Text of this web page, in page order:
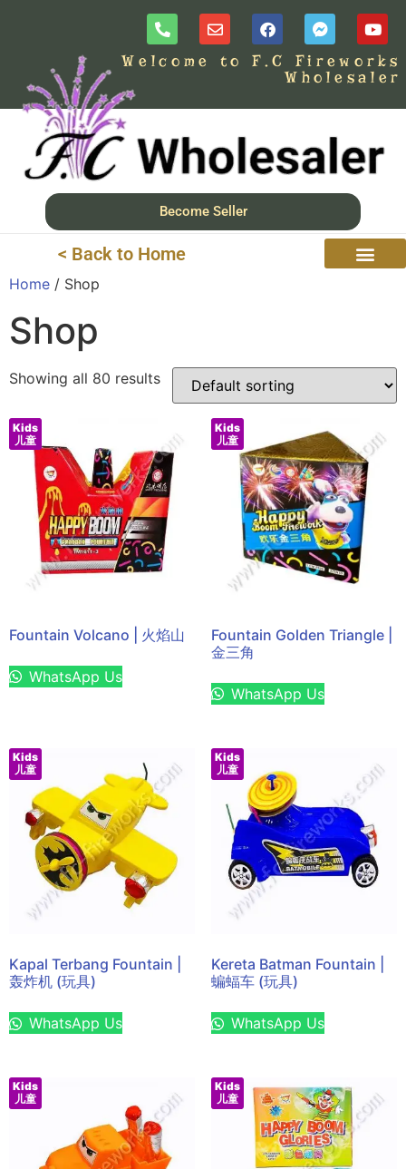
Welcome to F.C Fireworks
Wholesaler
Become Seller
< Back to Home
Home / Shop
Shop
Showing all 80 results
Kids
儿童
Fountain Volcano | 火焰山
WhatsApp Us
Kids
儿童
Fountain Golden Triangle |
金三角
WhatsApp Us
Kids
儿童
Kapal Terbang Fountain |
轰炸机 (玩具)
WhatsApp Us
Kids
儿童
Kereta Batman Fountain |
蝙蝠车 (玩具)
WhatsApp Us
Kids
儿童
Kids
儿童